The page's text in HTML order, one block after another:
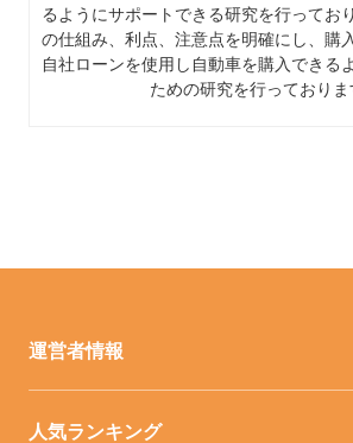
るようにサポートできる研究を行ってお
の仕組み、利点、注意点を明確にし、購
自社ローンを使用し自動車を購入できる
ための研究を行っておりま
運営者情報
人気ランキング